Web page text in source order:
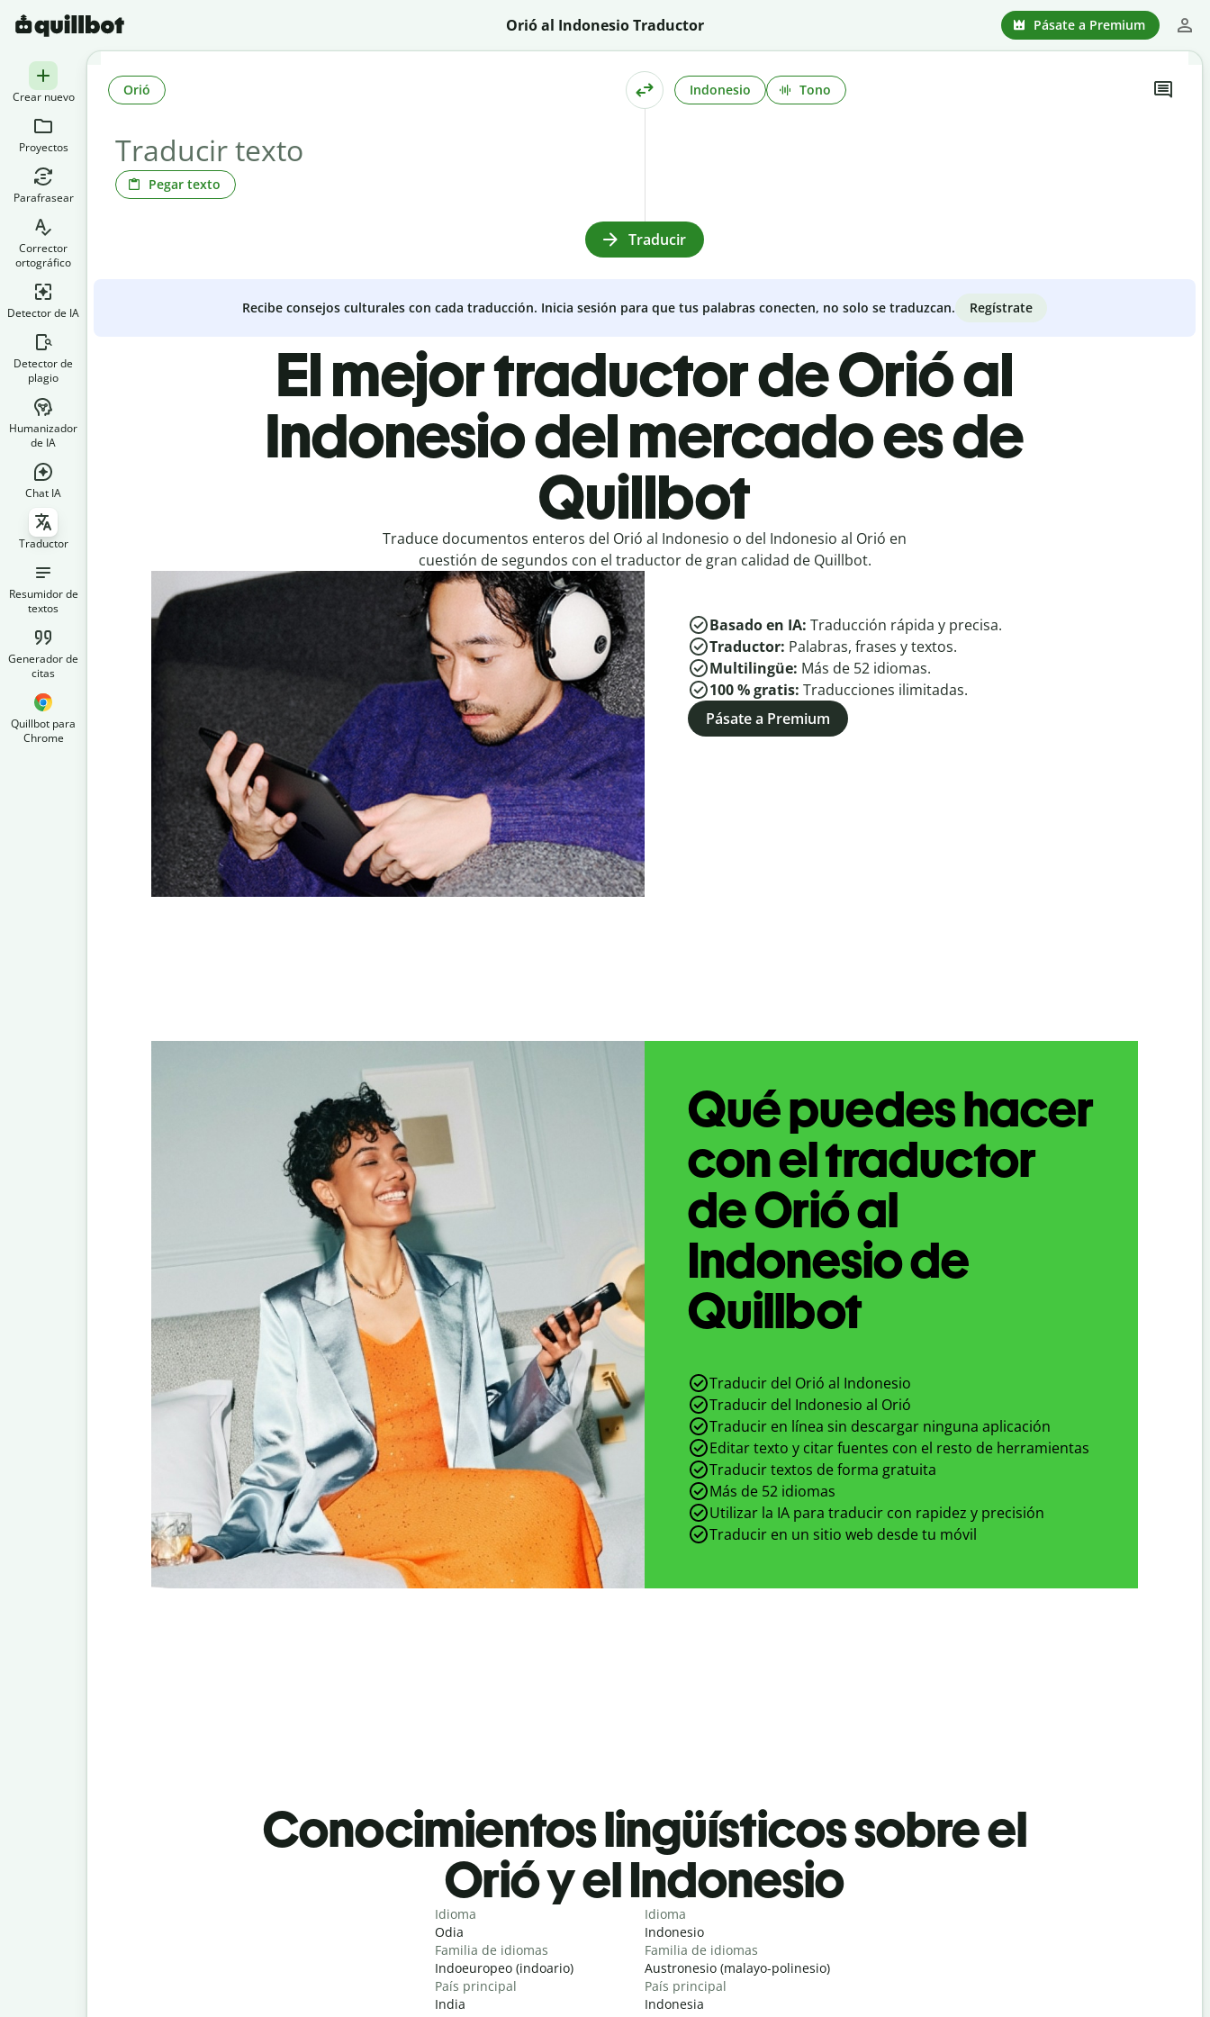
Orió al Indonesio Traductor Pásate a Premium
Crear nuevo
Proyectos
Parafrasear
Corrector
ortográfico
Detector de IA
Detector de
plagio
Humanizador
de IA
Chat IA
Traductor
Resumidor de
textos
Generador de
citas
Quillbot para
Chrome
Pegar texto
Orió Indonesio Tono
Traducir
Recibe consejos culturales con cada traducción. Inicia sesión para que tus palabras conecten, no solo se traduzcan. Regístrate
El mejor traductor de Orió al
Indonesio del mercado es de
Quillbot
Traduce documentos enteros del Orió al Indonesio o del Indonesio al Orió en
cuestión de segundos con el traductor de gran calidad de Quillbot.
Basado en IA: Traducción rápida y precisa.
Traductor: Palabras, frases y textos.
Multilingüe: Más de 52 idiomas.
100 % gratis: Traducciones ilimitadas.
Pásate a Premium
Qué puedes hacer
con el traductor
de Orió al
Indonesio de
Quillbot
Traducir del Orió al Indonesio
Traducir del Indonesio al Orió
Traducir en línea sin descargar ninguna aplicación
Editar texto y citar fuentes con el resto de herramientas
Traducir textos de forma gratuita
Más de 52 idiomas
Utilizar la IA para traducir con rapidez y precisión
Traducir en un sitio web desde tu móvil
Conocimientos lingüísticos sobre el
Orió y el Indonesio
Idioma
Odia
Familia de idiomas
Indoeuropeo (indoario)
País principal
India
Idioma
Indonesio
Familia de idiomas
Austronesio (malayo-polinesio)
País principal
Indonesia